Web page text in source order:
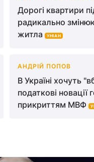
Дорогі квартири
радикально
житла
УНІАН
АНДРІЙ ПОПОВ
В Україні хочуть
податкові новації
прикриттям МВФ